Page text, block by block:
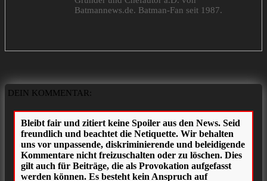
Batmannews.de. Batman-Fan seit 1987.
DEIN KOMMENTAR: